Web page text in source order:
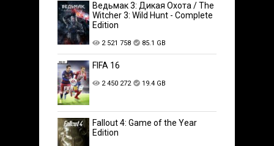
Ведьмак 3: Дикая Охота / The
Witcher 3: Wild Hunt - Complete
Edition
2 521 758 85.1 GB
FIFA 16
2 450 272 19.4 GB
Fallout 4: Game of the Year
Edition